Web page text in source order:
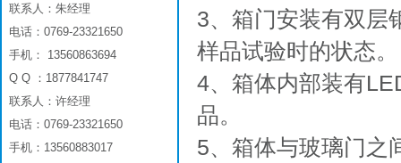
3、箱门安装有双层
样品试验时的状态。
4、箱体内部装有
品。
5、箱体与玻璃门之
联系人：朱经理
电话：0769-23321650
手机： 13560863694
Q Q ：1877841747
联系人：许经理
电话：0769-23321650
手机：13560883017